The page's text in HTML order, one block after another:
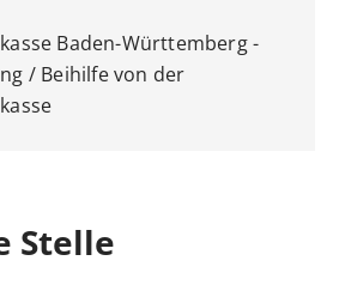
Baden-Württemberg -
/ Beihilfe von der
Stelle